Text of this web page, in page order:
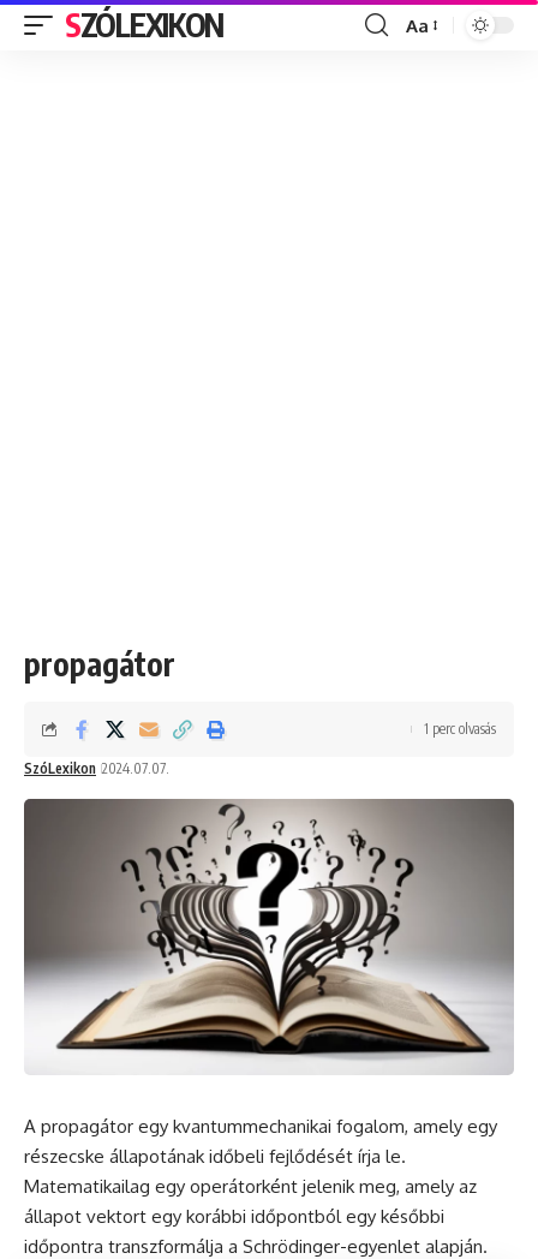
SZÓLEXIKON
Font
Aa
propagátor
SzóLexikon 2024.07.07.
1 perc olvasás
A propagátor egy kvantummechanikai fogalom, amely egy
részecske állapotának időbeli fejlődését írja le.
Matematikailag egy operátorként jelenik meg, amely az
állapot vektort egy korábbi időpontból egy későbbi
időpontra transzformálja a Schrödinger-egyenlet alapján.